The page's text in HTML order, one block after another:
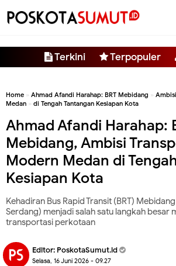
Terkini Terpopuler
Home » Ahmad Afandi Harahap: BRT Mebidang »
Medan » di Tengah Tantangan Kesiapan Kota
Ahmad Afandi Harahap:
Mebidang, Ambisi
Modern Medan di
Kesiapan Kota
Kehadiran Bus Rapid Transit (BRT)
Serdang) menjadi salah satu langkah besar
transportasi perkotaan
Editor: PoskotaSumut.id
Selasa, 16 Juni 2026 - 09.27